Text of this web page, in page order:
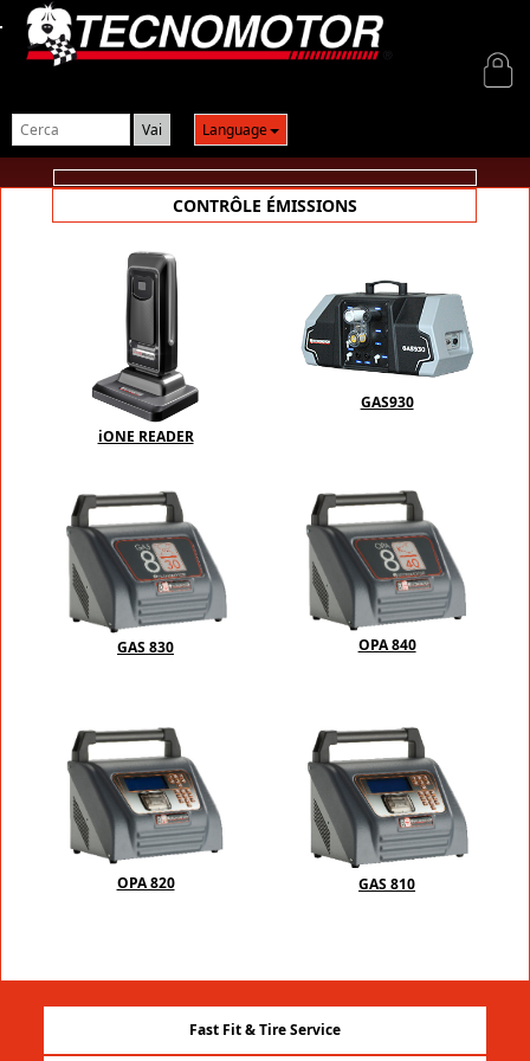
Language
Login
CONTRÔLE ÉMISSIONS
iONE READER
GAS930
GAS 830 OPA 840
OPA 820 GAS 810
Fast Fit & Tire Service